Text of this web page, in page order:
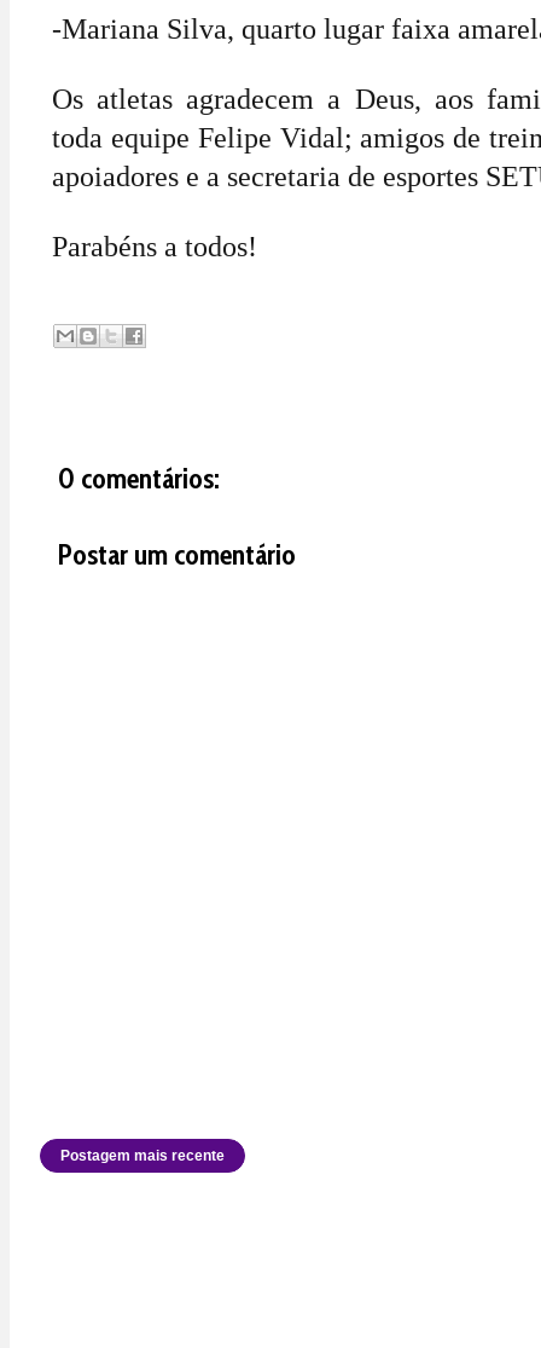
-Mariana Silva, quarto lugar faixa
Os atletas agradecem a Deus, aos
toda equipe Felipe Vidal; amigos de
apoiadores e a secretaria de esportes
Parabéns a todos!
0 comentários:
Postar um comentário
Postagem mais recente